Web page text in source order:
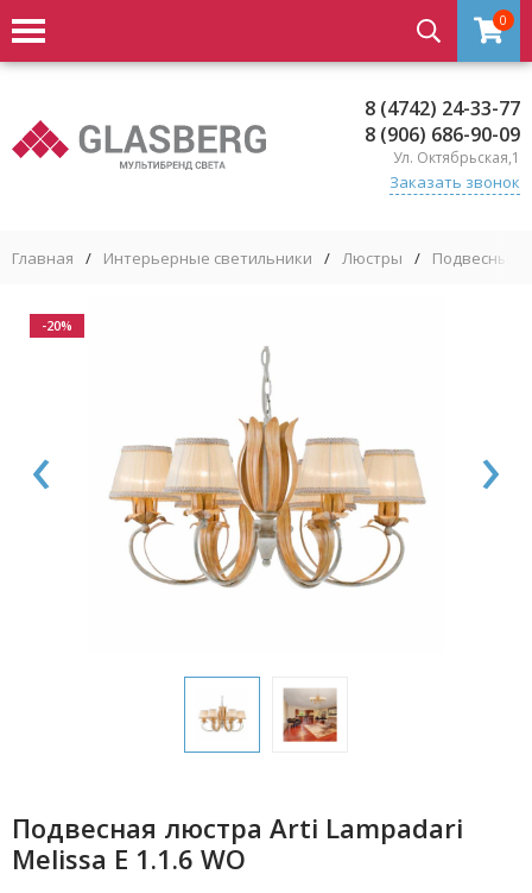
0
8 (4742) 24-33-77
8 (906) 686-90-09
Ул. Октябрьская,1
Заказать звонок
Главная / Интерьерные светильники / Люстры / Подвесные
-20%
‹ ›
Подвесная люстра Arti Lampadari
Melissa E 1.1.6 WO